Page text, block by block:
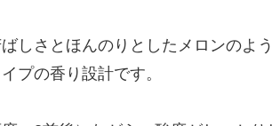
しさとほんのりとしたメロンのよ
プの香り設計です。